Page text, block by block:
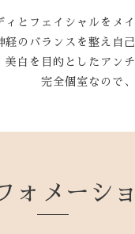
ィとフェイシャルをメ
経のバランスを整え自
美白を目的としたアン
完全個室なので
ォメーシ